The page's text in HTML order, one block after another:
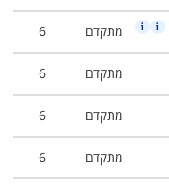
מתקדם 6
מתקדם 6
מתקדם 6
מתקדם 6